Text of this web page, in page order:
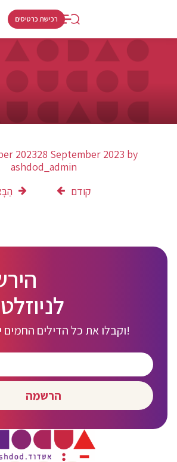
רכישת כרטיסים
202328 September 2023 by
ashdod_admin
קודם
וקבלו את כל הדילים החמים ישר למייל!
הרשמה